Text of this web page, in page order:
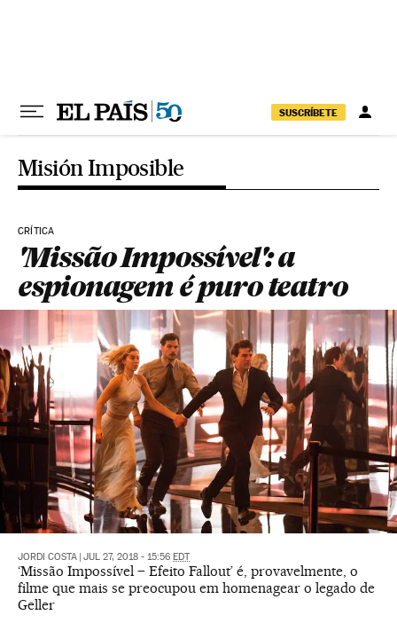
SUSCRÍBETE
Misión Imposible
CRÍTICA
'Missão Impossível': a
espionagem é puro teatro
JORDI COSTA JUL 27, 2018 - 15:56 EDT
‘Missão Impossível – Efeito Fallout’ é, provavelmente, o
filme que mais se preocupou em homenagear o legado de
Geller